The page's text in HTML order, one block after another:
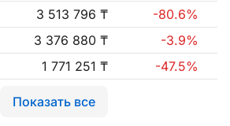
3 513 796 ₸
-80.6%
3 376 880 ₸
-3.9%
1 771 251 ₸ -47.5%
Показать все